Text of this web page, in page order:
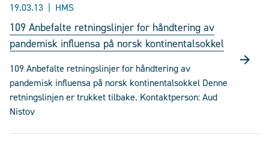
19.03.13 HMS
109 Anbefalte retningslinjer for håndtering av
pandemisk influensa på norsk kontinentalsokkel
109 Anbefalte retningslinjer for håndtering av
pandemisk influensa på norsk kontinentalsokkel Denne
retningslinjen er trukket tilbake. Kontaktperson: Aud
Nistov